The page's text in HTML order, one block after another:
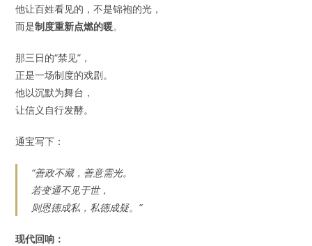
他让百姓看见的，不是锦袍的光，
而是制度重新点燃的暖。
那三日的“禁见”，
正是一场制度的戏剧。
他以沉默为舞台，
让信义自行发酵。
通宝写下：
“善政不藏，善意需光。
若变通不见于世，
则恩德成私，私德成疑。”
现代回响：